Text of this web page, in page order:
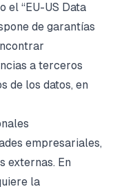
el “EU-US Data
de garantías
a terceros
de los datos, en
empresariales,
externas. En
la